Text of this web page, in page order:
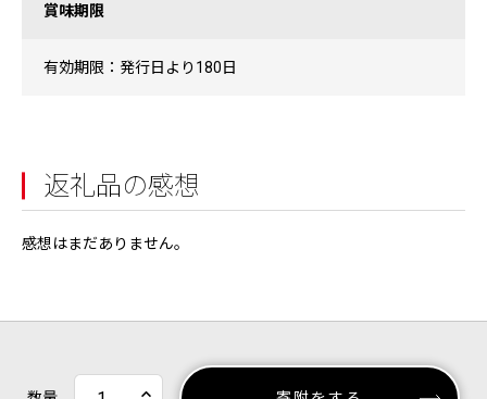
賞味期限
有効期限：発行日より180日
返礼品の感想
感想はまだありません。